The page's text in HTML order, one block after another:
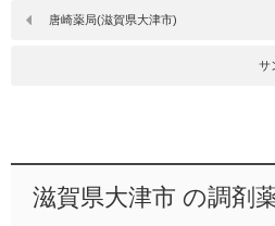
唐崎薬局(滋賀県大津市)
サ
滋賀県大津市 の調剤